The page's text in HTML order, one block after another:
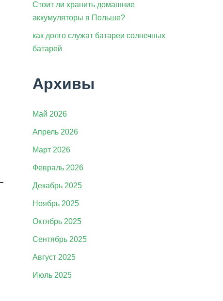
Стоит ли хранить домашние
аккумуляторы в Польше?
как долго служат батареи солнечных
батарей
Архивы
Май 2026
Апрель 2026
Март 2026
Февраль 2026
Декабрь 2025
Ноябрь 2025
Октябрь 2025
Сентябрь 2025
Август 2025
Июль 2025